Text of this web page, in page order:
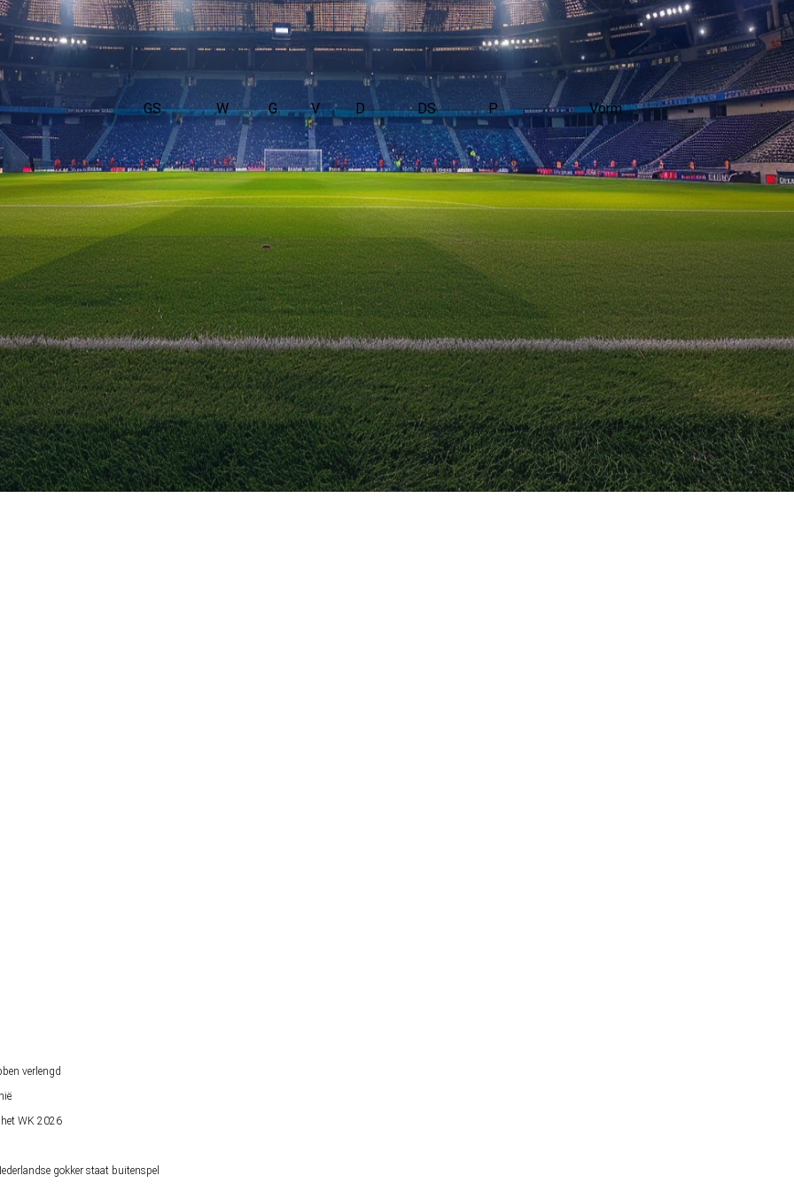
GS W G V D DS P Vorm
met Comoren. De wedstrijd wordt afgetrapt om 16:00 en wordt gespeeld in de Vriendschappelijke wedstrijden.
verlengd
WK 2026
gokker staat buitenspel